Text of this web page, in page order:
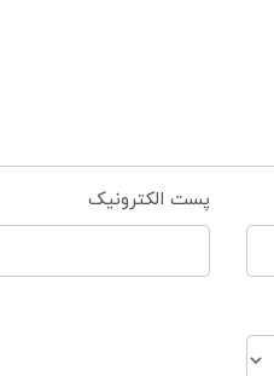
پست الکترونیک